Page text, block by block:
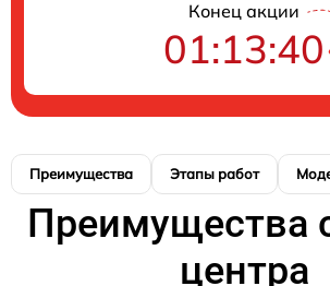
Конец акции
01:13:39
Преимущества Этапы работ
Преимущества
центра